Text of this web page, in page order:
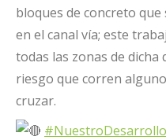
bloques de concreto
en el canal vía; este
todas las zonas de
riesgo que corren
cruzar.